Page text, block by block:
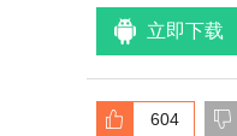
立即下载
604